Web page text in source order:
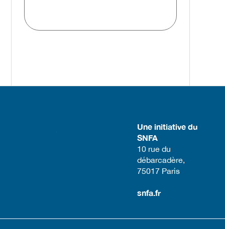
Une initiative du
SNFA
​10 rue du
débarcadère,
75017 Paris​
snfa.fr